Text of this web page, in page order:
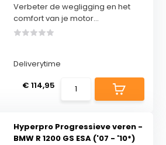
Verbeter de wegligging en het
comfort van je motor...
Deliverytime
€ 114,95
Hyperpro Progressieve veren -
BMW R 1200 GS ESA ('07 - '10*)